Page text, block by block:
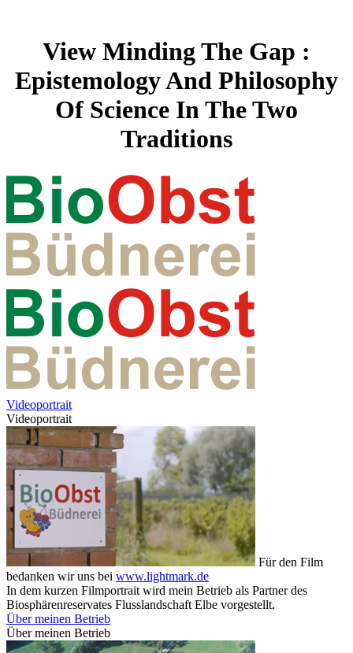
View Minding The Gap :
Epistemology And Philosophy
Of Science In The Two
Traditions
Videoportrait
Videoportrait
Für den Film
bedanken wir uns bei www.lightmark.de
In dem kurzen Filmportrait wird mein Betrieb als Partner des
Biosphärenreservates Flusslandschaft Elbe vorgestellt.
Über meinen Betrieb
Über meinen Betrieb